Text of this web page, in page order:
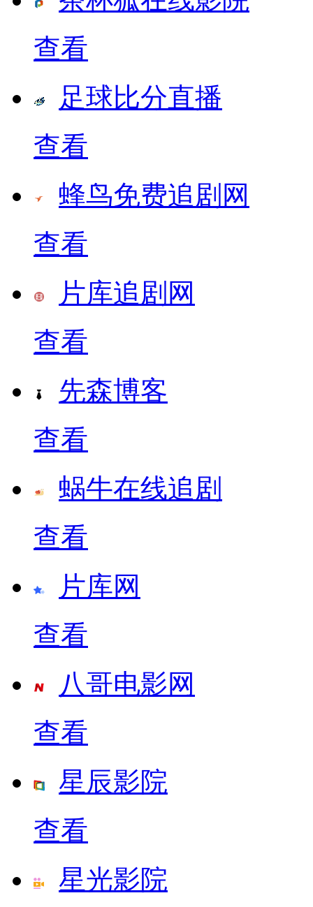
查看
足球比分直播
查看
蜂鸟免费追剧网
查看
片库追剧网
查看
先森博客
查看
蜗牛在线追剧
查看
片库网
查看
八哥电影网
查看
星辰影院
查看
星光影院